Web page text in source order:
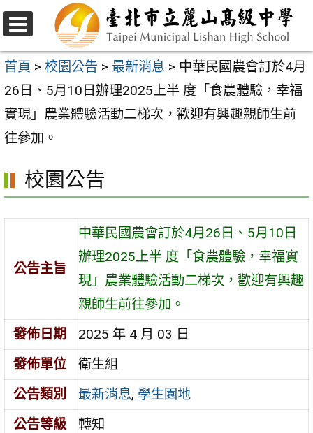
跳
至
主
要
內
容
選
單
首頁 > 校園公告 > 最新消息 > 中華民國農會訂於4月
26日、5月10日辦理2025上半 度「食農體驗，幸福
實現」農業體驗活動二梯次，歡迎有興趣親師生前
往參加。
校園公告
公告主旨
中華民國農會訂於4月26日、5月10日
辦理2025上半 度「食農體驗，幸福實
現」農業體驗活動二梯次，歡迎有興趣
親師生前往參加。
發佈日期
2025 年 4 月 03 日
發佈單位
衛生組
公告類別
最新消息, 學生園地
公告等級
轉知